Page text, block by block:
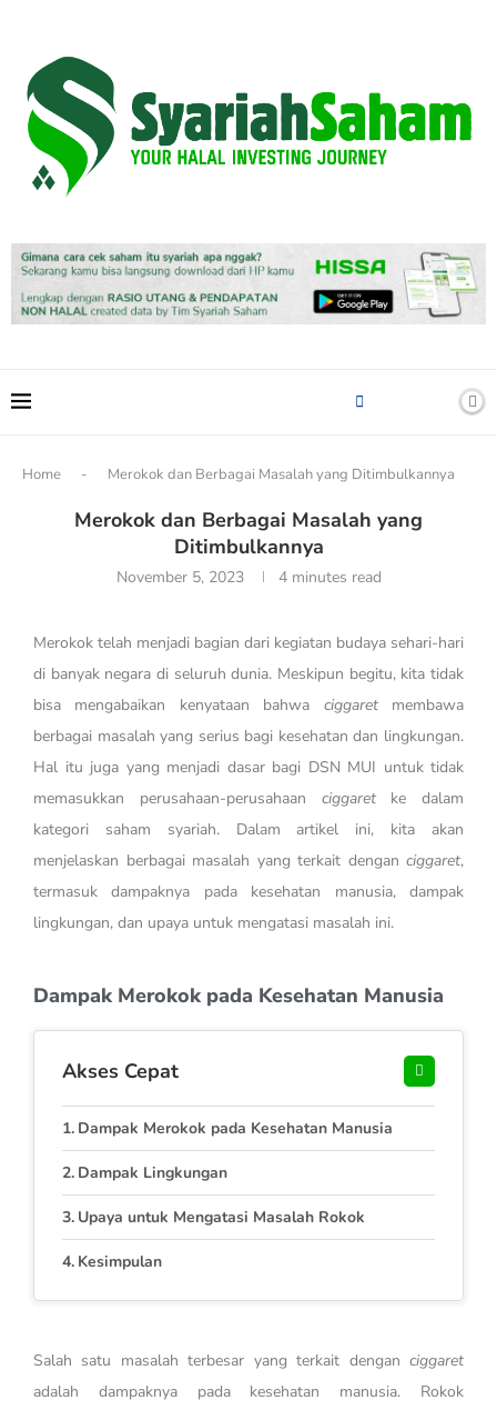
Home - Merokok dan Berbagai Masalah yang Ditimbulkannya
Merokok dan Berbagai Masalah yang
Ditimbulkannya
November 5, 2023 4 minutes read
Merokok telah menjadi bagian dari kegiatan budaya sehari-hari
di banyak negara di seluruh dunia. Meskipun begitu, kita tidak
bisa mengabaikan kenyataan bahwa ciggaret membawa
berbagai masalah yang serius bagi kesehatan dan lingkungan.
Hal itu juga yang menjadi dasar bagi DSN MUI untuk tidak
memasukkan perusahaan-perusahaan ciggaret ke dalam
kategori saham syariah. Dalam artikel ini, kita akan
menjelaskan berbagai masalah yang terkait dengan ciggaret,
termasuk dampaknya pada kesehatan manusia, dampak
lingkungan, dan upaya untuk mengatasi masalah ini.
Dampak Merokok pada Kesehatan Manusia
Akses Cepat
Dampak Merokok pada Kesehatan Manusia
Dampak Lingkungan
Upaya untuk Mengatasi Masalah Rokok
Kesimpulan
Salah satu masalah terbesar yang terkait dengan ciggaret
adalah dampaknya pada kesehatan manusia. Rokok